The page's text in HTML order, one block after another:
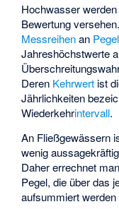
Hochwasser
Bewertung
Messreihenan
Jahreshöchstwerte
Deren Kehrwert ist
Jährlichkeiten
Wiederkehrintervall.
An Fließgewässern
wenig
Daher errechnet
Pegel, die über das
aufsummiert werden